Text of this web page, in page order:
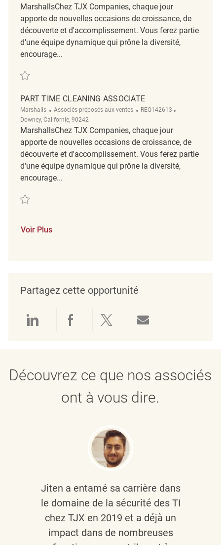
MarshallsChez TJX Companies, chaque jour
apporte de nouvelles occasions de croissance, de
découverte et d'accomplissement. Vous ferez partie
d'une équipe dynamique qui prône la diversité,
encourage...
Sauvegarder Store Cleaning Associate Part Time REQ141216
PART TIME CLEANING ASSOCIATE
Marshalls Catégorie
Associés préposés aux ventes ReqId
REQ142613
Downey, Californie, 90242
MarshallsChez TJX Companies, chaque jour
apporte de nouvelles occasions de croissance, de
découverte et d'accomplissement. Vous ferez partie
d'une équipe dynamique qui prône la diversité,
encourage...
Sauvegarder Part Time Cleaning Associate REQ142613
Voir Plus
Partagez cette opportunité
Partager via LinkedIn
Partager via Facebook
Partager via twitter
Découvrez ce que nos associés
ont à vous dire.
Jiten a entamé sa carrière dans
le domaine de la sécurité des TI
chez TJX en 2019 et a déjà un
impact dans de nombreuses